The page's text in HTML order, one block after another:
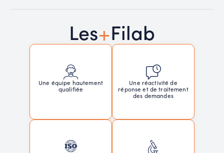
Les+Filab
Une équipe hautement
qualifiée
Une réactivité de
réponse et de traitement
des demandes